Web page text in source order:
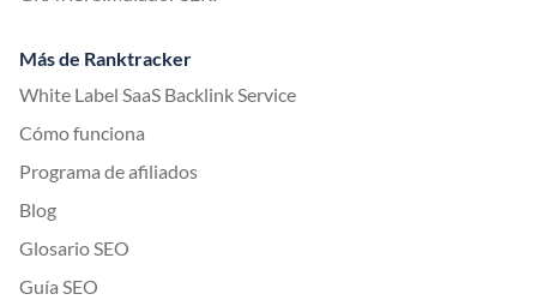
Más de Ranktracker
White Label SaaS Backlink Service
Cómo funciona
Programa de afiliados
Blog
Glosario SEO
Guía SEO